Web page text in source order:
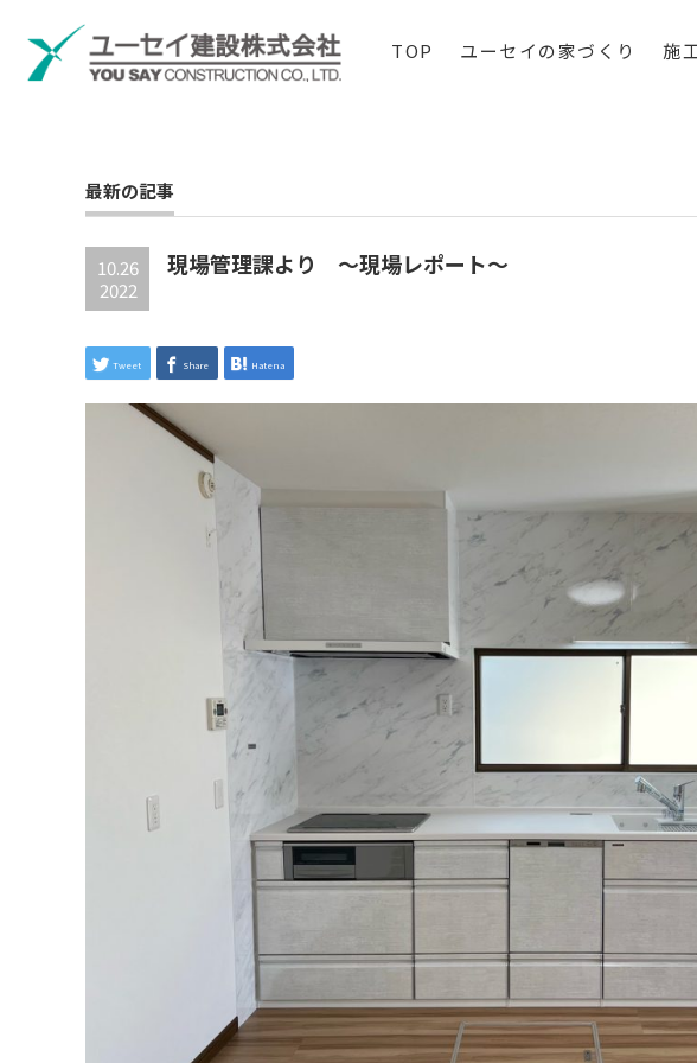
TOP ユーセイの家づくり 施
最新の記事
10.26
2022
現場管理課より ～現場レポート～
Tweet Share Hatena